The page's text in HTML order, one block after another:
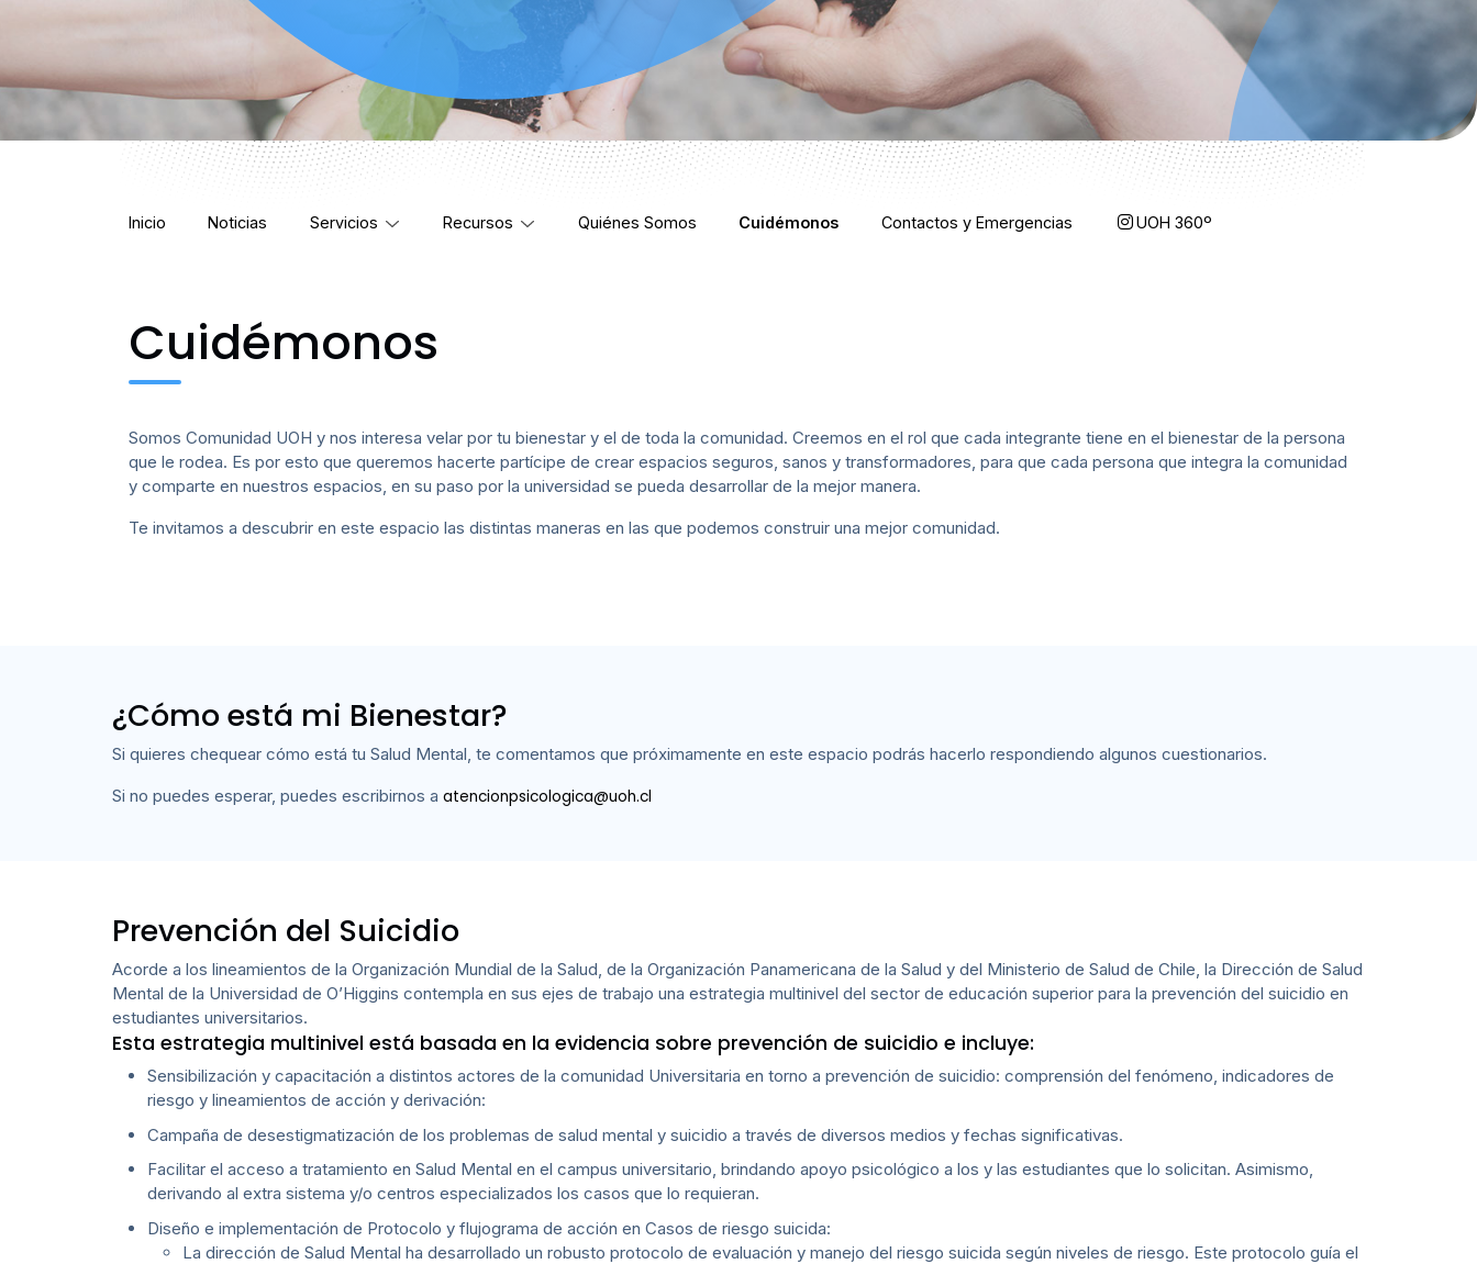
Inicio Noticias Servicios Recursos Quiénes Somos Cuidémonos Contactos y Emergencias UOH 360º
Cuidémonos
Somos Comunidad UOH y nos interesa velar por tu bienestar y el de toda la comunidad. Creemos en el rol que cada integrante tiene en el bienestar de la persona
que le rodea. Es por esto que queremos hacerte partícipe de crear espacios seguros, sanos y transformadores, para que cada persona que integra la comunidad
y comparte en nuestros espacios, en su paso por la universidad se pueda desarrollar de la mejor manera.
Te invitamos a descubrir en este espacio las distintas maneras en las que podemos construir una mejor comunidad.
¿Cómo está mi Bienestar?
Si quieres chequear cómo está tu Salud Mental, te comentamos que próximamente en este espacio podrás hacerlo respondiendo algunos cuestionarios.
Si no puedes esperar, puedes escribirnos a atencionpsicologica@uoh.cl
Prevención del Suicidio
Acorde a los lineamientos de la Organización Mundial de la Salud, de la Organización Panamericana de la Salud y del Ministerio de Salud de Chile, la Dirección de Salud
Mental de la Universidad de O’Higgins contempla en sus ejes de trabajo una estrategia multinivel del sector de educación superior para la prevención del suicidio en
estudiantes universitarios.
Esta estrategia multinivel está basada en la evidencia sobre prevención de suicidio e incluye:
Sensibilización y capacitación a distintos actores de la comunidad Universitaria en torno a prevención de suicidio: comprensión del fenómeno, indicadores de
riesgo y lineamientos de acción y derivación:
Campaña de desestigmatización de los problemas de salud mental y suicidio a través de diversos medios y fechas significativas.
Facilitar el acceso a tratamiento en Salud Mental en el campus universitario, brindando apoyo psicológico a los y las estudiantes que lo solicitan. Asimismo,
derivando al extra sistema y/o centros especializados los casos que lo requieran.
Diseño e implementación de Protocolo y flujograma de acción en Casos de riesgo suicida:
La dirección de Salud Mental ha desarrollado un robusto protocolo de evaluación y manejo del riesgo suicida según niveles de riesgo. Este protocolo guía el